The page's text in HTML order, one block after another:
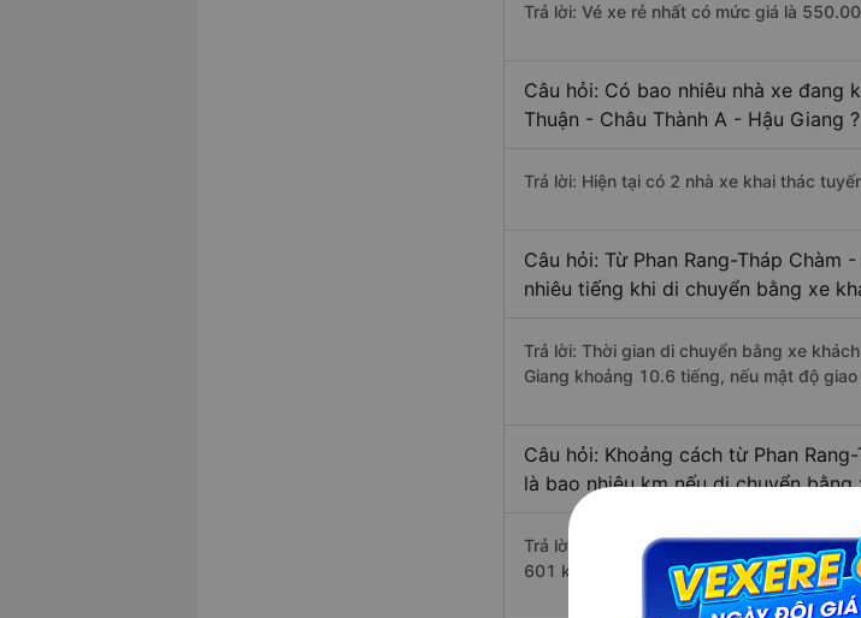
Trả lời: Vé xe rẻ nhất có mức giá là
Câu hỏi: Có bao nhiêu nhà xe đang
Thuận - Châu Thành A - Hậu Giang ?
Trả lời: Hiện tại có 2 nhà xe khai thác
Câu hỏi: Từ Phan Rang-Tháp Chàm
nhiêu tiếng khi di chuyển bằng xe
Trả lời: Thời gian di chuyển bằng xe
Giang khoảng 10.6 tiếng, nếu mật độ
Câu hỏi: Khoảng cách từ Phan
là bao nhiêu km nếu di chuyển bằng
Trả lời: Đoạn đường đi Châu Thành A -
601 km.